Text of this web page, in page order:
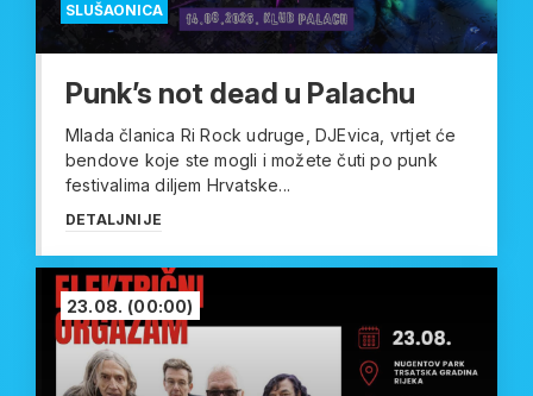
SLUŠAONICA
Punk’s not dead u Palachu
Mlada članica Ri Rock udruge, DJEvica, vrtjet će
bendove koje ste mogli i možete čuti po punk
festivalima diljem Hrvatske...
DETALJNIJE
23.08. (00:00)